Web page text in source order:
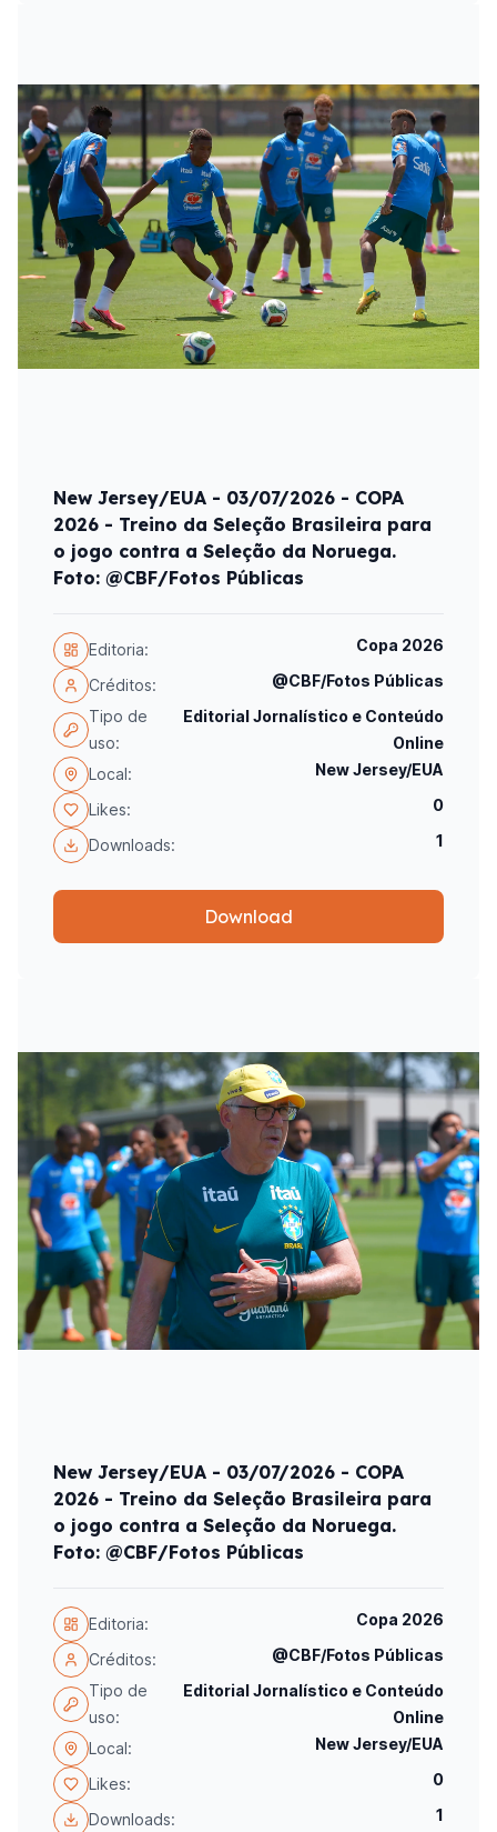
New Jersey/EUA - 03/07/2026 - COPA
2026 - Treino da Seleção Brasileira para
o jogo contra a Seleção da Noruega.
Foto: @CBF/Fotos Públicas
Editoria: Copa 2026
Créditos:
@CBF/Fotos Públicas
Tipo de
uso:
Editorial Jornalístico e Conteúdo
Online
Local:
New Jersey/EUA
Likes: 0
Downloads: 1
Download
New Jersey/EUA - 03/07/2026 - COPA
2026 - Treino da Seleção Brasileira para
o jogo contra a Seleção da Noruega.
Foto: @CBF/Fotos Públicas
Editoria: Copa 2026
Créditos:
@CBF/Fotos Públicas
Tipo de
uso:
Editorial Jornalístico e Conteúdo
Online
Local:
New Jersey/EUA
Likes: 0
Downloads: 1